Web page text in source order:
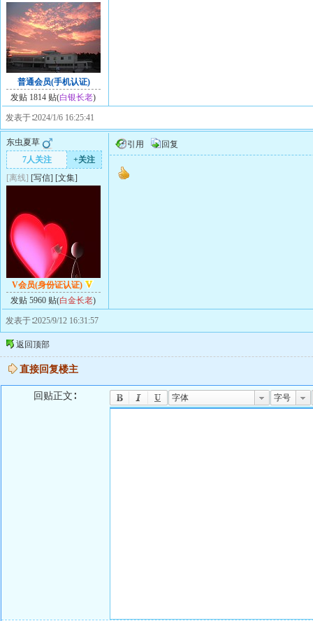
普通会员(手机认证)
发贴 1814 贴(白银长老)
发表于∶2024/1/6 16:25:41
东虫夏草
7人关注
+关注
[离线] [写信] [文集]
V会员(身份证认证)
发贴 5960 贴(白金长老)
引用 回复
发表于∶2025/9/12 16:31:57
返回顶部
直接回复楼主
回贴正文∶ 字体 字号